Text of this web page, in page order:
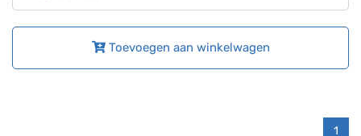
Toevoegen aan winkelwagen
1